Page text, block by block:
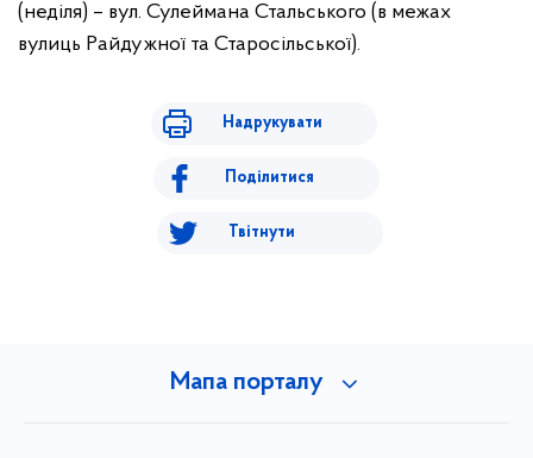
(неділя) – вул. Сулеймана Стальського (в межах
вулиць Райдужної та Старосільської).
Надрукувати
Поділитися
Твітнути
Мапа порталу